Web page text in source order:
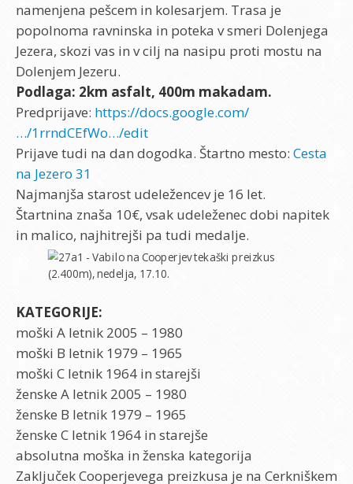
namenjena pešcem in kolesarjem. Trasa je
popolnoma ravninska in poteka v smeri Dolenjega
Jezera, skozi vas in v cilj na nasipu proti mostu na
Dolenjem Jezeru.
Podlaga: 2km asfalt, 400m makadam.
Predprijave: https://docs.google.com/
…/1rrndCEfWo…/edit
Prijave tudi na dan dogodka. Štartno mesto: Cesta
na Jezero 31
Najmanjša starost udeležencev je 16 let.
Štartnina znaša 10€, vsak udeleženec dobi napitek
in malico, najhitrejši pa tudi medalje.
KATEGORIJE:
moški A letnik 2005 – 1980
moški B letnik 1979 – 1965
moški C letnik 1964 in starejši
ženske A letnik 2005 – 1980
ženske B letnik 1979 – 1965
ženske C letnik 1964 in starejše
absolutna moška in ženska kategorija
Zaključek Cooperjevega preizkusa je na Cerkniškem